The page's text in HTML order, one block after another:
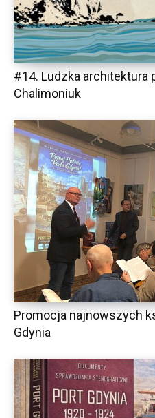
#14. Ludzka architektura
Chalimoniuk
Promocja najnowszych
Gdynia